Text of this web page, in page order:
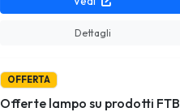
Dettagli
OFFERTA
Offerte lampo su prodotti FTB